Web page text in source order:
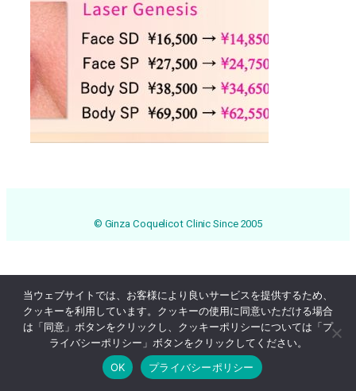
Online Reservation 03-3569-1233
© Ginza Coquelicot Clinic Since 2005
当ウェブサイトでは、お客様により良いサービスを提供するため、
クッキーを利用しています。クッキーの使用に同意いただける場合
は「同意」ボタンをクリックし、クッキーポリシーについては「プ
ライバシーポリシー」ボタンをクリックしてください。
OK
プライバシーポリシー